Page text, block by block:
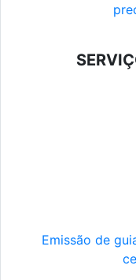
Emissão de